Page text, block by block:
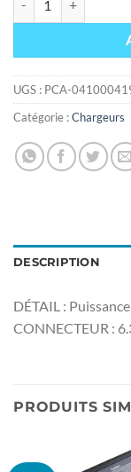
UGS : PCA-
Catégorie :Chargeurs
DESCRIPTION
DÉTAIL :
CONNECTEUR :
PRODUITS